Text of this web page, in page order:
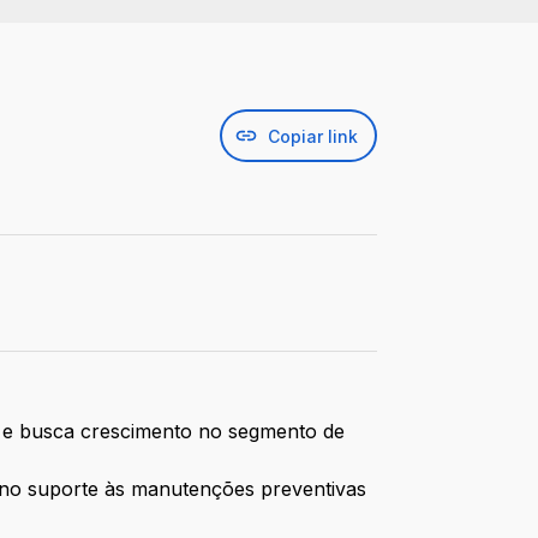
Copiar link
busca crescimento no segmento de
suporte às manutenções preventivas